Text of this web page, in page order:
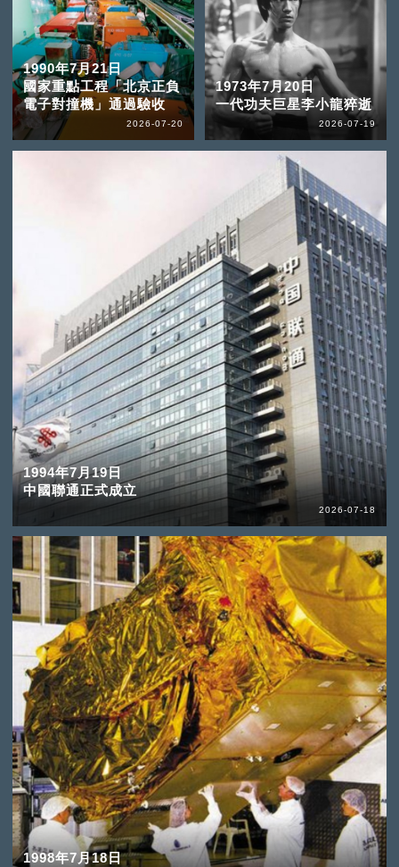
1990年7月21日
國家重點工程「北京正負
電子對撞機」通過驗收
2026-07-20
1973年7月20日
一代功夫巨星李小龍猝逝
2026-07-19
1994年7月19日
中國聯通正式成立
2026-07-18
1998年7月18日